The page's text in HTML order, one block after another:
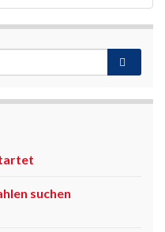
suchen